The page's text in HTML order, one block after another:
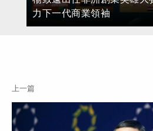
力下一代商業領袖
上一篇